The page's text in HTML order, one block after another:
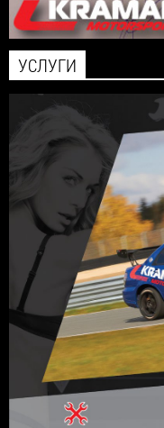
УСЛУГИ